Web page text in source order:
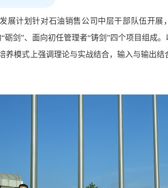
展计划针对石油销售公司中层干部队伍开
砺剑”、面向初任管理者“铸剑”四个项目组成
养模式上强调理论与实战结合，输入与输出